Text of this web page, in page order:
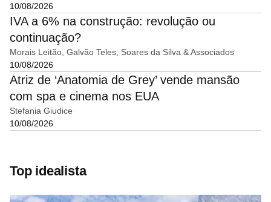
10/08/2026
IVA a 6% na construção: revolução ou
continuação?
Morais Leitão, Galvão Teles, Soares da Silva & Associados
10/08/2026
Atriz de ‘Anatomia de Grey’ vende mansão
com spa e cinema nos EUA
Stefania Giudice
10/08/2026
Top idealista